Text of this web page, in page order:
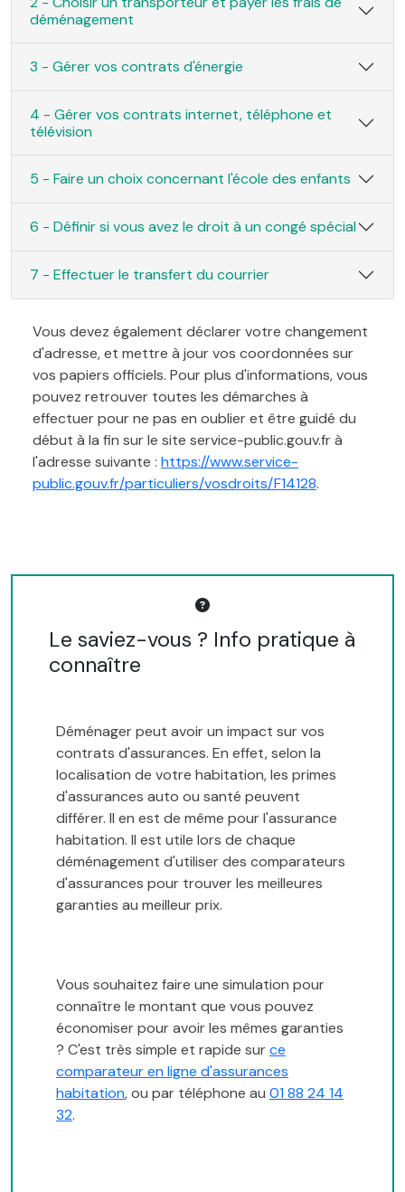
déménagement
3 - Gérer vos contrats d'énergie
4 - Gérer vos contrats internet, téléphone et
télévision
5 - Faire un choix concernant l'école des enfants
6 - Définir si vous avez le droit à un congé spécial
7 - Effectuer le transfert du courrier
Vous devez également déclarer votre changement
d'adresse, et mettre à jour vos coordonnées sur
vos papiers officiels. Pour plus d'informations, vous
pouvez retrouver toutes les démarches à
effectuer pour ne pas en oublier et être guidé du
début à la fin sur le site service-public.gouv.fr à
l'adresse suivante : https://www.service-
public.gouv.fr/particuliers/vosdroits/F14128.
Le saviez-vous ? Info pratique à
connaître
Déménager peut avoir un impact sur vos
contrats d'assurances. En effet, selon la
localisation de votre habitation, les primes
d'assurances auto ou santé peuvent
différer. Il en est de même pour l'assurance
habitation. Il est utile lors de chaque
déménagement d'utiliser des comparateurs
d'assurances pour trouver les meilleures
garanties au meilleur prix.
Vous souhaitez faire une simulation pour
connaître le montant que vous pouvez
économiser pour avoir les mêmes garanties
? C'est très simple et rapide surce
comparateur en ligne d'assurances
habitation, ou par téléphone au 01 88 24 14
32.